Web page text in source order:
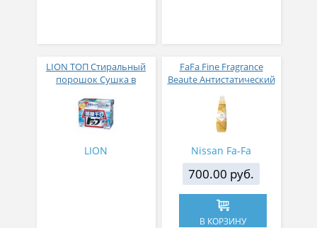
LION ТОП Стиральный
порошок Сушка в
гр
LION
FaFa Fine Fragrance
Beaute Антистатический
с ароматом цветов,
мускуса и сандалового
дерева 600 мл
Nissan Fa-Fa
700.00 руб.
В КОРЗИНУ